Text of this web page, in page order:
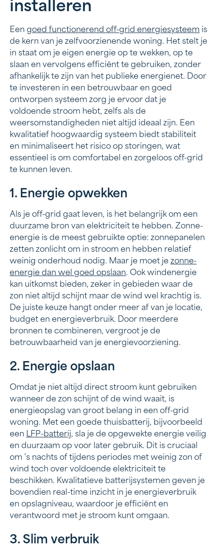
installeren
Een goed functionerend off-grid energiesysteem is
de kern van je zelfvoorzienende woning. Het stelt je
in staat om je eigen energie op te wekken, op te
slaan en vervolgens efficiënt te gebruiken, zonder
afhankelijk te zijn van het publieke energienet. Door
te investeren in een betrouwbaar en goed
ontworpen systeem zorg je ervoor dat je
voldoende stroom hebt, zelfs als de
weersomstandigheden niet altijd ideaal zijn. Een
kwalitatief hoogwaardig systeem biedt stabiliteit
en minimaliseert het risico op storingen, wat
essentieel is om comfortabel en zorgeloos off-grid
te kunnen leven.
1. Energie opwekken
Als je off-grid gaat leven, is het belangrijk om een
duurzame bron van elektriciteit te hebben. Zonne-
energie is de meest gebruikte optie: zonnepanelen
zetten zonlicht om in stroom en hebben relatief
weinig onderhoud nodig. Maar je moet je zonne-
energie dan wel goed opslaan. Ook windenergie
kan uitkomst bieden, zeker in gebieden waar de
zon niet altijd schijnt maar de wind wel krachtig is.
De juiste keuze hangt onder meer af van je locatie,
budget en energieverbruik. Door meerdere
bronnen te combineren, vergroot je de
betrouwbaarheid van je energievoorziening.
2. Energie opslaan
Omdat je niet altijd direct stroom kunt gebruiken
wanneer de zon schijnt of de wind waait, is
energieopslag van groot belang in een off-grid
woning. Met een goede thuisbatterij, bijvoorbeeld
een LFP-batterij, sla je de opgewekte energie veilig
en duurzaam op voor later gebruik. Dit is cruciaal
om ’s nachts of tijdens periodes met weinig zon of
wind toch over voldoende elektriciteit te
beschikken. Kwalitatieve batterijsystemen geven je
bovendien real-time inzicht in je energieverbruik
en opslagniveau, waardoor je efficiënt en
verantwoord met je stroom kunt omgaan.
3. Slim verbruik